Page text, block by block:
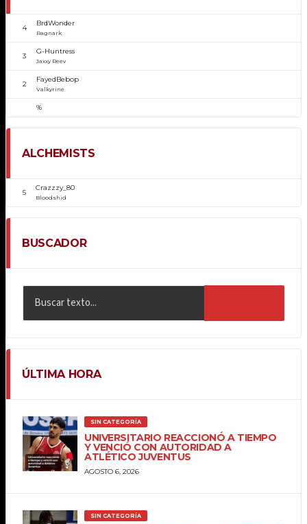
4
BrdWonder
Ragnark
3
G-Huntress
Jaxxy Reev
2
FayedBebop
Valkyrine
%
ALCHEMISTS
5
Crazzzy_80
Bloodshid
BUSCADOR
ÚLTIMA HORA
SIN CATEGORÍA
UNIVERSITARIO REACCIONÓ A TIEMPO
Y VENCIÓ CON AUTORIDAD A
ATLÉTICO JUVENTUS
AGOSTO 6, 2026
SIN CATEGORÍA